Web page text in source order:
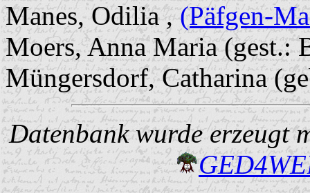
Manes, Odilia ,(Päfgen-
Moers, Anna Maria (gest.:
Müngersdorf, Catharina
Datenbank wurde erzeugt